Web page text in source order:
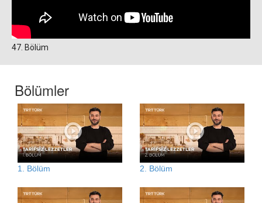
47. Bölüm
Bölümler
1. Bölüm 2. Bölüm